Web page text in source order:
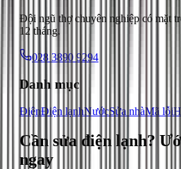
Đội ngũ thợ chuyên nghiệp có mặt
12 tháng.
028 3890 9294
Danh mục
ĐiệnĐiện lạnhNướcSửa nhàMã lỗi
Cần sửa điện lạnh?
ngay